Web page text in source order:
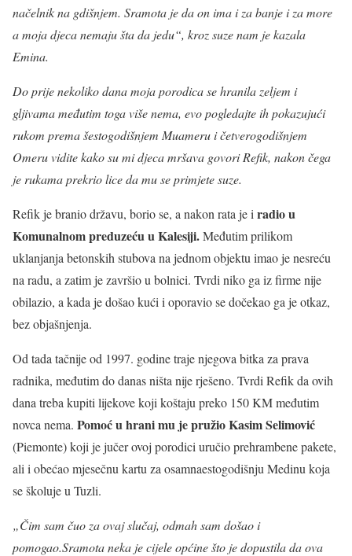
načelnik na gdišnjem. Sramota je da on ima i za banje i za more
a moja djeca nemaju šta da jedu“, kroz suze nam je kazala
Emina.
Do prije nekoliko dana moja porodica se hranila zeljem i
gljivama međutim toga više nema, evo pogledajte ih pokazujući
rukom prema šestogodišnjem Muameru i četverogodišnjem
Omeru vidite kako su mi djeca mršava govori Refik, nakon čega
je rukama prekrio lice da mu se primjete suze.
Refik je branio državu, borio se, a nakon rata je i radio u
Komunalnom preduzeću u Kalesiji.Međutim prilikom
uklanjanja betonskih stubova na jednom objektu imao je nesreću
na radu, a zatim je završio u bolnici. Tvrdi niko ga iz firme nije
obilazio, a kada je došao kući i oporavio se dočekao ga je otkaz,
bez objašnjenja.
Od tada tačnije od 1997. godine traje njegova bitka za prava
radnika, međutim do danas ništa nije rješeno. Tvrdi Refik da ovih
dana treba kupiti lijekove koji koštaju preko 150 KM međutim
novca nema. Pomoć u hrani mu je pružio Kasim Selimović
(Piemonte) koji je jučer ovoj porodici uručio prehrambene pakete,
ali i obećao mjesečnu kartu za osamnaestogodišnju Medinu koja
se školuje u Tuzli.
„Čim sam čuo za ovaj slučaj, odmah sam došao i
pomogao.Sramota neka je cijele općine što je dopustila da ova